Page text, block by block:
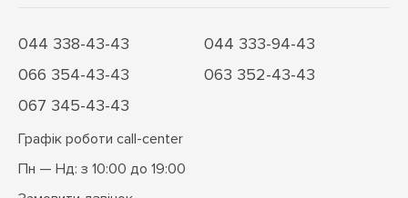
044 338-43-43
044 333-94-43
066 354-43-43
063 352-43-43
067 345-43-43
Графік роботи call-center
Пн — Нд: з 10:00 до 19:00